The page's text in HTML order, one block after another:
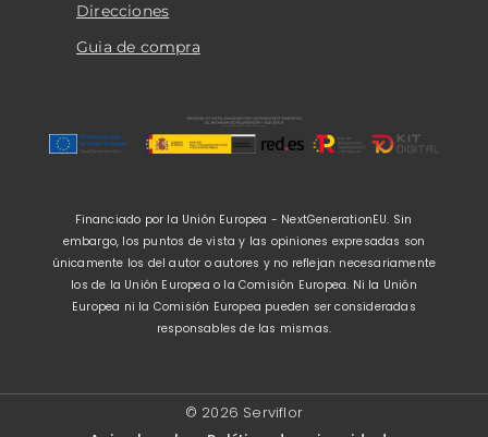
Direcciones
Guia de compra
Financiado por la Unión Europea - NextGenerationEU. Sin
embargo, los puntos de vista y las opiniones expresadas son
únicamente los del autor o autores y no reflejan necesariamente
los de la Unión Europea o la Comisión Europea. Ni la Unión
Europea ni la Comisión Europea pueden ser consideradas
responsables de las mismas.
© 2026 Serviflor